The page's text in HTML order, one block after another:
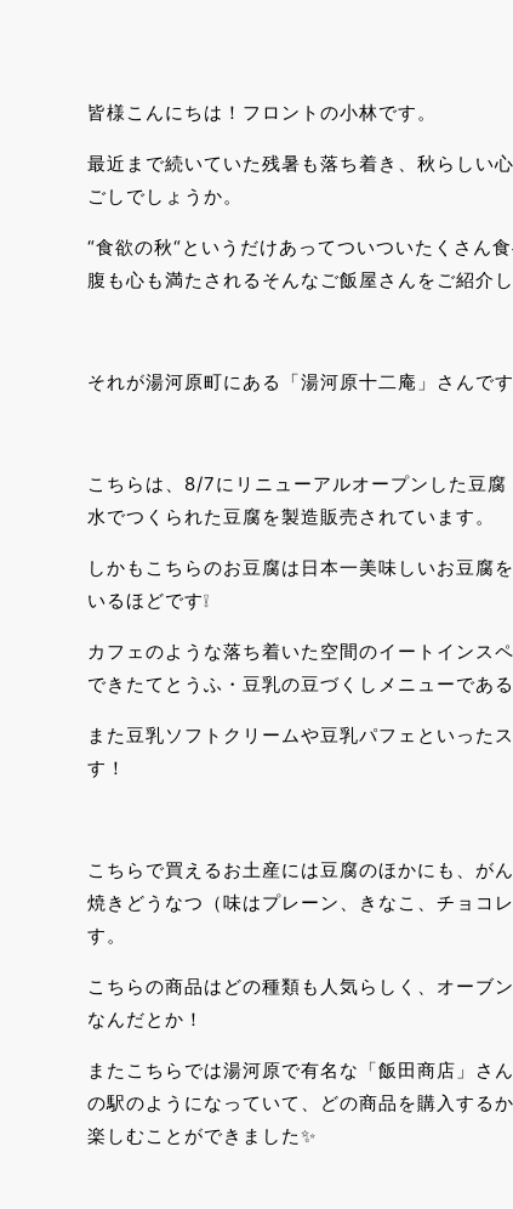
皆様こんにちは！フロントの小林です。
最近まで続いていた残暑も落ち着き、秋らしい
ごしでしょうか。
“食欲の秋“というだけあってついついたくさん
腹も心も満たされるそんなご飯屋さんをご紹介
それが湯河原町にある「湯河原十二庵」さんで
こちらは、8/7にリニューアルオープンした豆
水でつくられた豆腐を製造販売されています。
しかもこちらのお豆腐は日本一美味しいお豆腐
いるほどです❕
カフェのような落ち着いた空間のイートインス
できたてとうふ・豆乳の豆づくしメニューであ
また豆乳ソフトクリームや豆乳パフェといった
す！
こちらで買えるお土産には豆腐のほかにも、が
焼きどうなつ（味はプレーン、きなこ、チョコ
す。
こちらの商品はどの種類も人気らしく、オーブ
なんだとか！
またこちらでは湯河原で有名な「飯田商店」さ
の駅のようになっていて、どの商品を購入する
楽しむことができました✨